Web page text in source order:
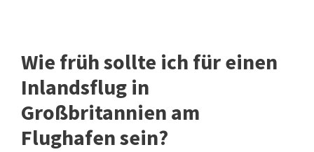
Wie früh sollte ich für einen
Inlandsflug in
Großbritannien am
Flughafen sein?